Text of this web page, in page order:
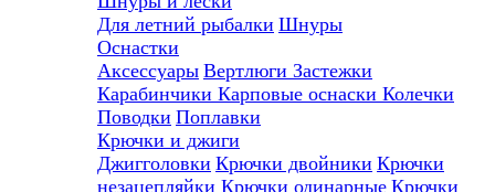
Для летний рыбалки Шнуры
Оснастки
Аксессуары Вертлюги Застежки
Карабинчики Карповые оснаски Колечки
Поводки Поплавки
Крючки и джиги
Джигголовки Крючки двойники Крючки
незацепляйки Крючки одинарные Крючки